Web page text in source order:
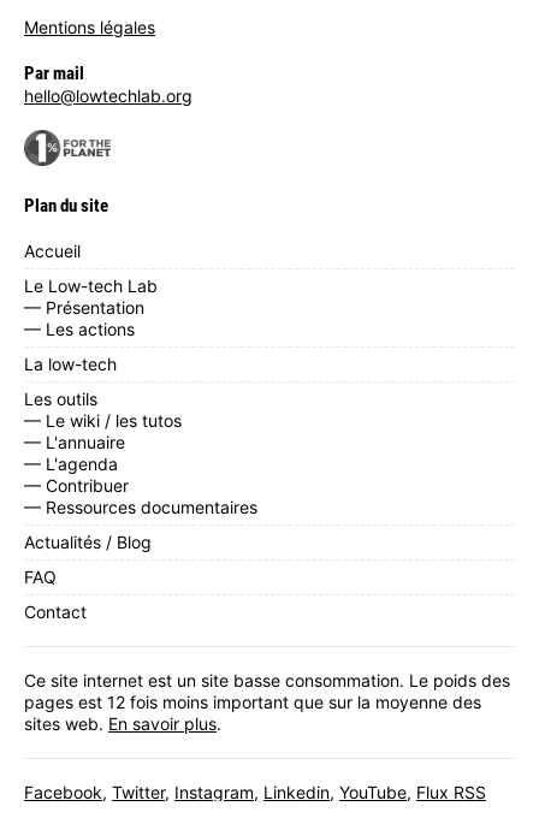
Mentions légales
Par mail
hello@lowtechlab.org
Plan du site
Accueil
Le Low-tech Lab
— Présentation
— Les actions
La low-tech
Les outils
— Le wiki / les tutos
— L'annuaire
— L'agenda
— Contribuer
— Ressources documentaires
Actualités / Blog
FAQ
Contact
Ce site internet est un site basse consommation. Le poids des
pages est 12 fois moins important que sur la moyenne des
sites web. En savoir plus.
Facebook, Twitter, Instagram, Linkedin, YouTube, Flux RSS